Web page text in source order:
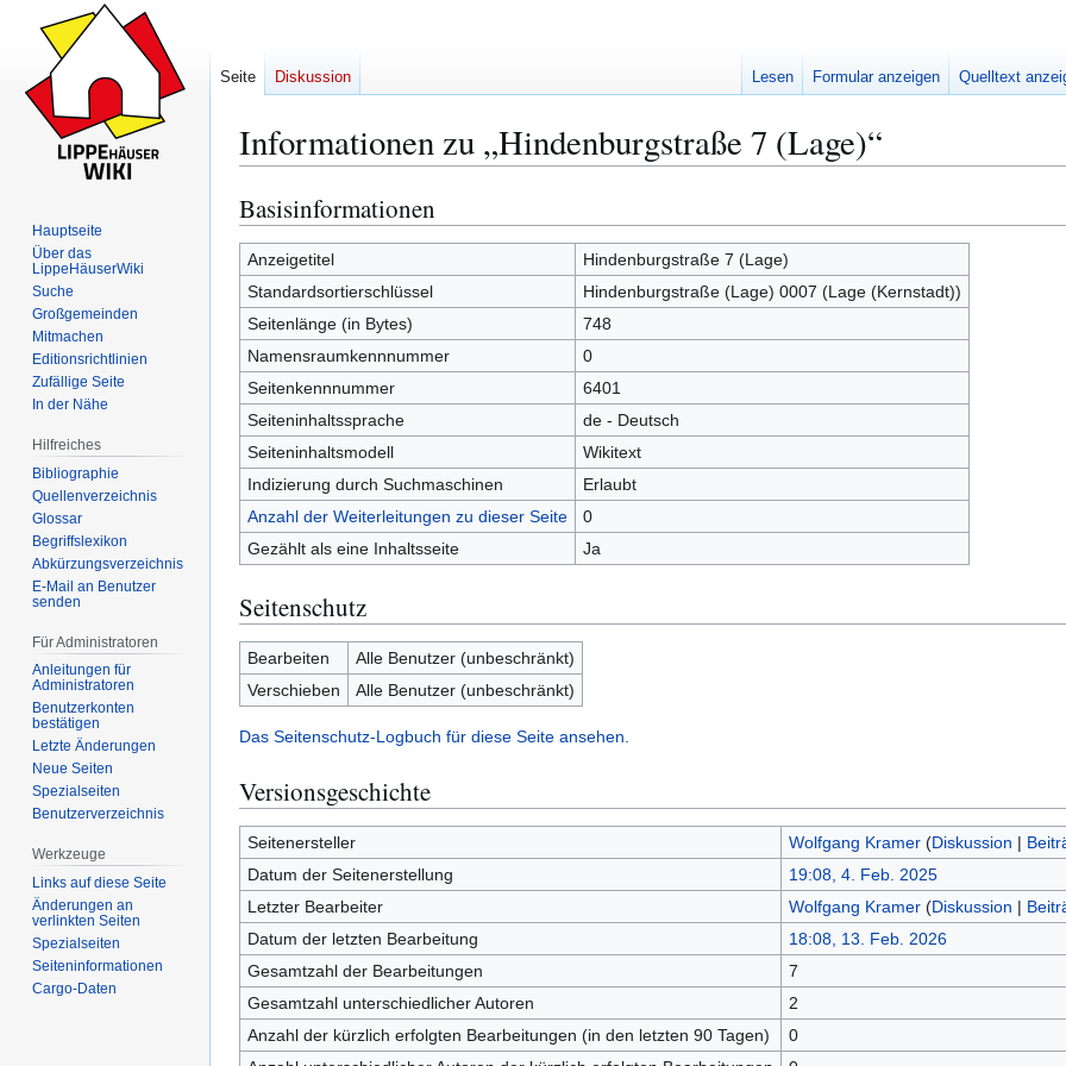
Informationen zu „Hindenburgstraße 7 (Lage)“
Zur
Navigation
springen
Zur
Suche
springen
Basisinformationen
Anzeigetitel
Hindenburgstraße 7 (Lage)
Standardsortierschlüssel
Hindenburgstraße (Lage) 0007 (Lage (Kernstadt))
Seitenlänge (in Bytes)
748
Namensraumkennnummer
0
Seitenkennnummer
6401
Seiteninhaltssprache
de - Deutsch
Seiteninhaltsmodell
Wikitext
Indizierung durch Suchmaschinen
Erlaubt
Anzahl der Weiterleitungen zu dieser Seite
0
Gezählt als eine Inhaltsseite
Ja
Seitenschutz
Bearbeiten
Alle Benutzer (unbeschränkt)
Verschieben
Alle Benutzer (unbeschränkt)
Das Seitenschutz-Logbuch für diese Seite ansehen.
Versionsgeschichte
Seitenersteller Wolfgang Kramer (Diskussion |
Datum der Seitenerstellung
19:08, 4. Feb. 2025
Letzter Bearbeiter
Wolfgang Kramer (Diskussion |
Datum der letzten Bearbeitung
18:08, 13. Feb. 2026
Gesamtzahl der Bearbeitungen
7
Gesamtzahl unterschiedlicher Autoren
2
Anzahl der kürzlich erfolgten Bearbeitungen (in den letzten 90 Tagen)
0
Seite Diskussion Lesen Formular anzeigen Quelltext
Hauptseite
Über das
LippeHäuserWiki
Suche
Großgemeinden
Mitmachen
Editionsrichtlinien
Zufällige Seite
In der Nähe
Hilfreiches
Bibliographie
Quellenverzeichnis
Glossar
Begriffslexikon
Abkürzungsverzeichnis
E-Mail an Benutzer
senden
Für Administratoren
Anleitungen für
Administratoren
Benutzerkonten
bestätigen
Letzte Änderungen
Neue Seiten
Spezialseiten
Benutzerverzeichnis
Werkzeuge
Links auf diese Seite
Änderungen an
verlinkten Seiten
Spezialseiten
Seiten­­informationen
Cargo-Daten